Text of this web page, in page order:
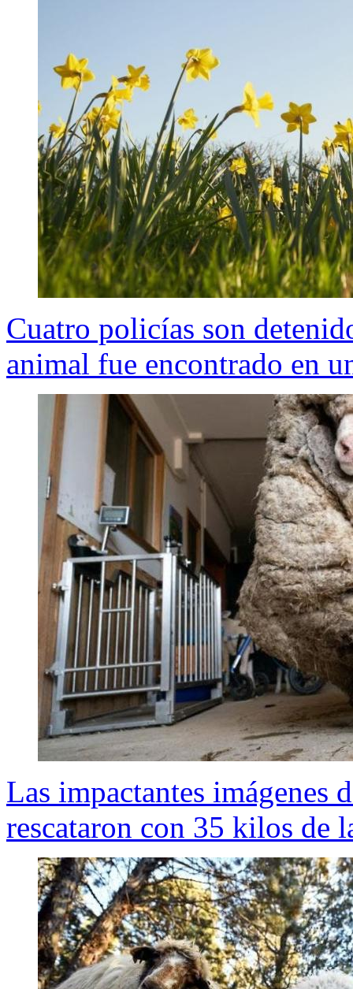
Cuatro policías son
animal fue encontrado en
Las impactantes imágenes
rescataron con 35 kilos de